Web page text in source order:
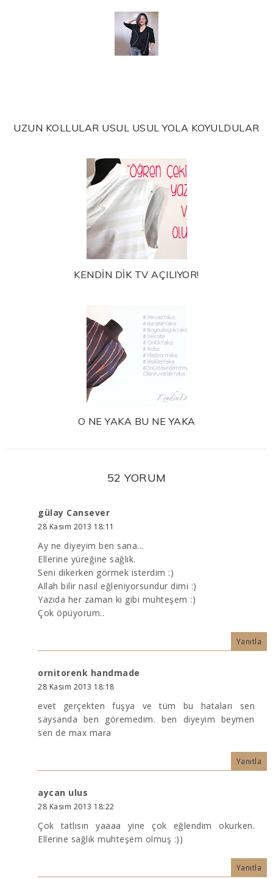
UZUN KOLLULAR USUL USUL YOLA KOYULDULAR
KENDİN DİK TV AÇILIYOR!
O NE YAKA BU NE YAKA
52 YORUM
gülay Cansever
28 Kasım 2013 18:11
Ay ne diyeyim ben sana...
Ellerine yüreğine sağlık.
Seni dikerken görmek isterdim :)
Allah bilir nasıl eğleniyorsundur dimi :)
Yazıda her zaman ki gibi muhteşem :)
Çok öpüyorum..
Yanıtla
ornitorenk handmade
28 Kasım 2013 18:18
evet gerçekten fuşya ve tüm bu hataları sen
saysanda ben göremedim. ben diyeyim beymen
sen de max mara
Yanıtla
aycan ulus
28 Kasım 2013 18:22
Çok tatlısın yaaaa yine çok eğlendim okurken.
Ellerine sağlık muhteşem olmuş :))
Yanıtla